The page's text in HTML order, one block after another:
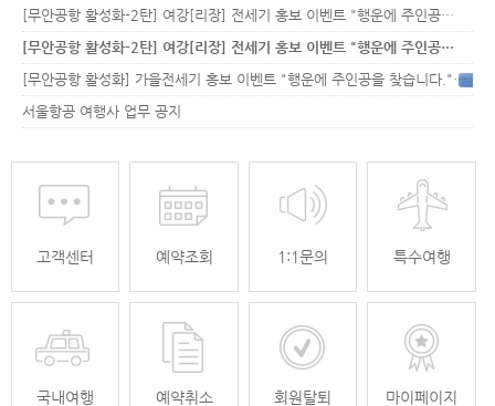
[무안공항 활성화-2탄] 여강[리장] 전세기 홍보 이벤트 "행운에 주인공…
[무안공항 활성화-2탄] 여강[리장] 전세기 홍보 이벤트 "행운에 주인공…
[무안공항 활성화] 가을전세기 홍보 이벤트 "행운에 주인공을 찾습니다."33
서울항공 여행사 업무 공지
고객센터 예약조회 1:1문의 특수여행
국내여행 예약취소 회원탈퇴 마이페이지